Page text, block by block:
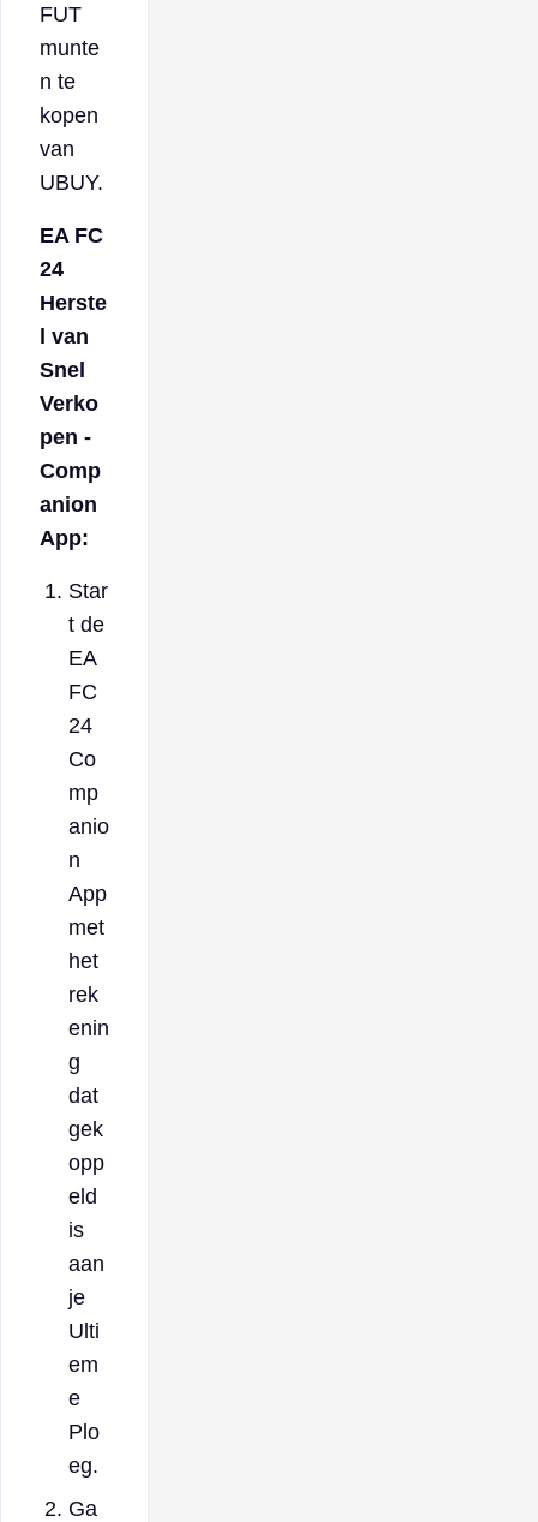
FUT
munte
n te
kopen
van
UBUY.
EA FC
24
Herste
l van
Snel
Verko
pen -
Comp
anion
App:
Star
t de
EA
FC
24
Co
mp
anio
n
App
met
het
rek
enin
g
dat
gek
opp
eld
is
aan
je
Ulti
em
e
Plo
eg.
Ga